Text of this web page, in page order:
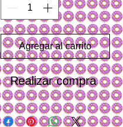
Agregar al carrito
Realizar compra